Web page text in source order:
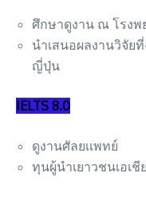
ศึกษาดูงาน ณ โรง
นำเสนอผลงานวิจัย
ญี่ปุ่น
IELTS 8.0
ดูงานศัลยเเพทย์
ทุนผู้นำเยาวชนเอเ